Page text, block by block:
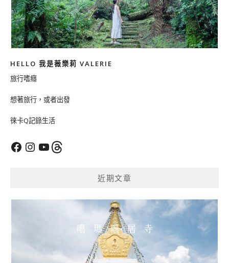
HELLO 我是薇樂莉 VALERIE
旅行嗜癮
想著旅行，或者出發
徠卡Q記錄生活
FacebookInstagram
YouTubeThreads
近期文章